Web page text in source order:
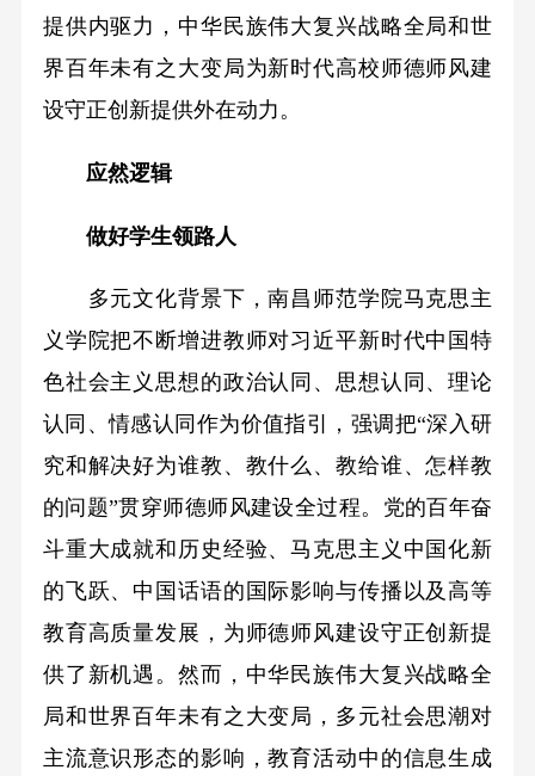
提供内驱力，中华民族伟大复兴战略全局和世
界百年未有之大变局为新时代高校师德师风建
设守正创新提供外在动力。
应然逻辑
做好学生领路人
多元文化背景下，南昌师范学院马克思主
义学院把不断增进教师对习近平新时代中国特
色社会主义思想的政治认同、思想认同、理论
认同、情感认同作为价值指引，强调把“深入研
究和解决好为谁教、教什么、教给谁、怎样教
的问题”贯穿师德师风建设全过程。党的百年奋
斗重大成就和历史经验、马克思主义中国化新
的飞跃、中国话语的国际影响与传播以及高等
教育高质量发展，为师德师风建设守正创新提
供了新机遇。然而，中华民族伟大复兴战略全
局和世界百年未有之大变局，多元社会思潮对
主流意识形态的影响，教育活动中的信息生成